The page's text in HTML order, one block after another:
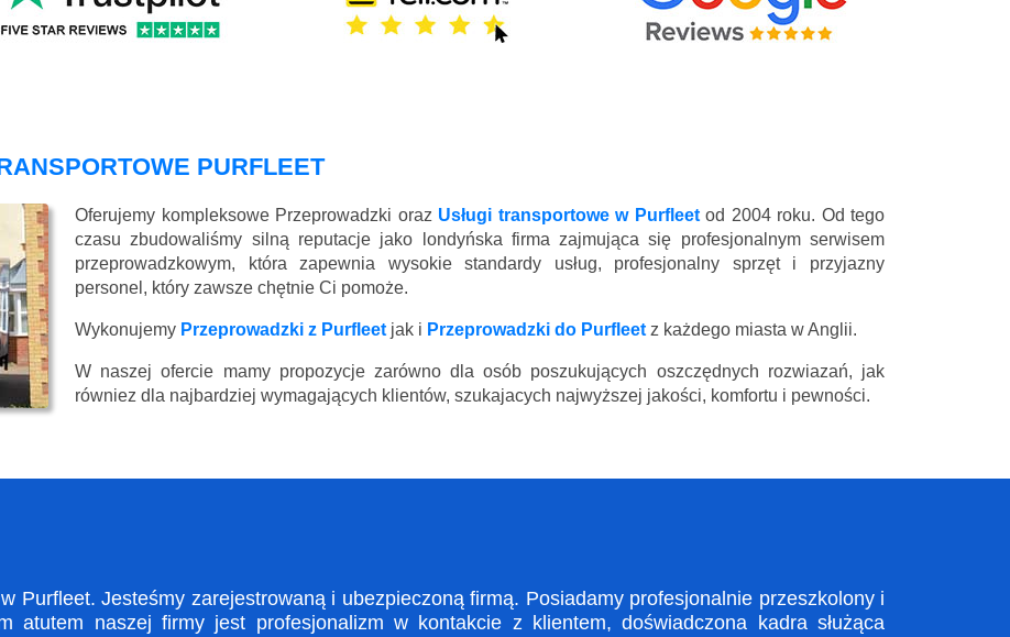
PURFLEET
Oferujemy kompleksowe Przeprowadzki oraz Usługi transportowe w Purfleetod 2004 roku. Od tego
czasu zbudowaliśmy silną reputacje jako londyńska firma zajmująca się profesjonalnym serwisem
przeprowadzkowym, która zapewnia wysokie standardy usług, profesjonalny sprzęt i przyjazny
personel, który zawsze chętnie Ci pomoże.
Wykonujemy Przeprowadzki z Purfleet jak i Przeprowadzki do Purfleet z każdego miasta w Anglii.
W naszej ofercie mamy propozycje zarówno dla osób poszukujących oszczędnych rozwiazań, jak
równiez dla najbardziej wymagających klientów, szukajacych najwyższej jakości, komfortu i pewności.
Purfleet. Jesteśmy zarejestrowaną i ubezpieczoną firmą. Posiadamy profesjonalnie przeszkolony i
atutem naszej firmy jest profesjonalizm w kontakcie z klientem, doświadczona kadra służąca